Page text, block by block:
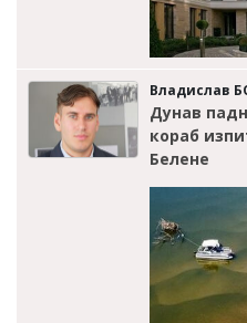
Владислав
Дунав
кораб
Белене